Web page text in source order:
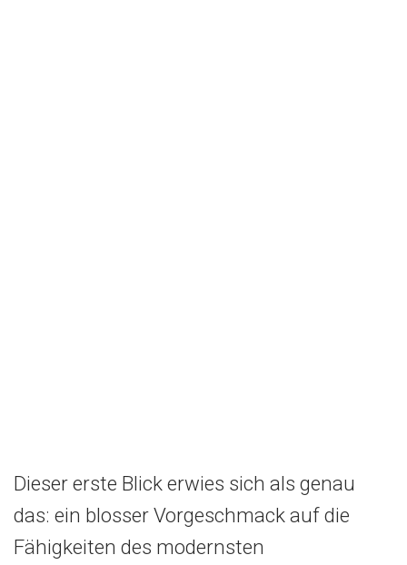
Dieser erste Blick erwies sich als genau
das: ein blosser Vorgeschmack auf die
Fähigkeiten des modernsten